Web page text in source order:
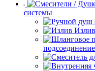
системы
Излив
подсоединение